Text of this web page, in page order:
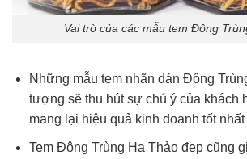
Vai trò của các mẫu tem Đông
Những mẫu tem nhãn dán Đông
tượng sẽ thu hút sự chú ý của khách
mang lại hiệu quả kinh doanh tốt nhất
Tem Đông Trùng Hạ Thảo đẹp cũng